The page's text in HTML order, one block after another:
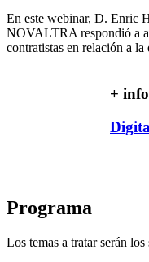
En este webinar, D. Enric
NOVALTRA respondió a
contratistas en relación a
+
Programa
Los temas a tratar serán los